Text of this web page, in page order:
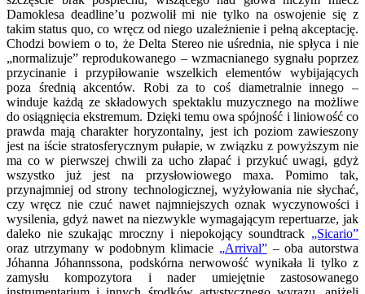
Damoklesa deadline’u pozwolił mi nie tylko na oswojenie się z
takim status quo, co wręcz od niego uzależnienie i pełną akceptację.
Chodzi bowiem o to, że Delta Stereo nie uśrednia, nie spłyca i nie
„normalizuje” reprodukowanego – wzmacnianego sygnału poprzez
przycinanie i przypiłowanie wszelkich elementów wybijających
poza średnią akcentów. Robi za to coś diametralnie innego –
winduje każdą ze składowych spektaklu muzycznego na możliwe
do osiągnięcia ekstremum. Dzięki temu owa spójność i liniowość co
prawda mają charakter horyzontalny, jest ich poziom zawieszony
jest na iście stratosferycznym pułapie, w związku z powyższym nie
ma co w pierwszej chwili za ucho złapać i przykuć uwagi, gdyż
wszystko już jest na przysłowiowego maxa. Pomimo tak,
przynajmniej od strony technologicznej, wyżyłowania nie słychać,
czy wręcz nie czuć nawet najmniejszych oznak wyczynowości i
wysilenia, gdyż nawet na niezwykle wymagającym repertuarze, jak
daleko nie szukając mroczny i niepokojący soundtrack „Sicario”
oraz utrzymany w podobnym klimacie „Arrival”– oba autorstwa
Jóhanna Jóhannssona, podskórna nerwowość wynikała li tylko z
zamysłu kompozytora i nader umiejętnie zastosowanego